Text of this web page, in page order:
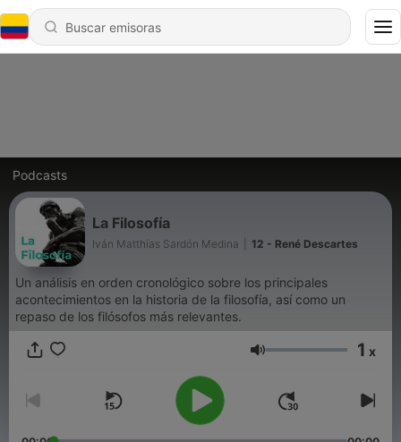
Podcasts
La Filosofía
Iván Matthías Sardón Medina 12 - René Descartes
Un análisis en orden cronológico sobre los principales
acontecimientos en la historia de la filosofía, así como un
repaso de los filósofos más relevantes.
Volumen 1 x